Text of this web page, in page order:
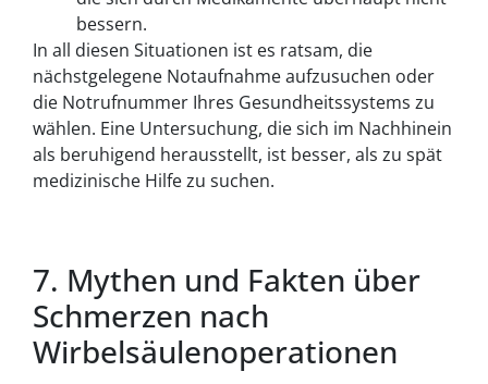
bessern.
In all diesen Situationen ist es ratsam, die
nächstgelegene Notaufnahme aufzusuchen oder
die Notrufnummer Ihres Gesundheitssystems zu
wählen. Eine Untersuchung, die sich im Nachhinein
als beruhigend herausstellt, ist besser, als zu spät
medizinische Hilfe zu suchen.
7. Mythen und Fakten über
Schmerzen nach
Wirbelsäulenoperationen